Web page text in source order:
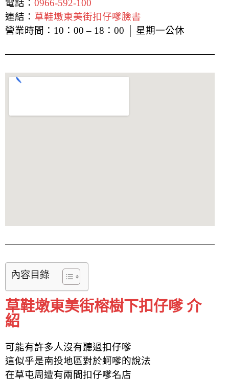
電話： 0966-592-100
連結： 草鞋墩東美街扣仔嗲臉書
營業時間：10：00 – 18：00 │ 星期一公休
內容目錄
草鞋墩東美街榕樹下扣仔嗲 介
紹
可能有許多人沒有聽過扣仔嗲
這似乎是南投地區對於蚵嗲的說法
在草屯周遭有兩間扣仔嗲名店